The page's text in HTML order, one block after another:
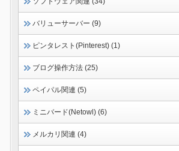
バリューサーバー (9)
ピンタレスト(Pinterest) (1)
ブログ操作方法 (25)
ペイパル関連 (5)
ミニバード(Netowl) (6)
メルカリ関連 (4)